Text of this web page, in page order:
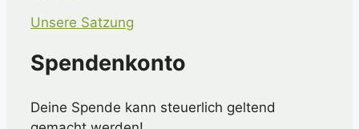
Unsere Satzung
Spendenkonto
Deine Spende kann steuerlich geltend